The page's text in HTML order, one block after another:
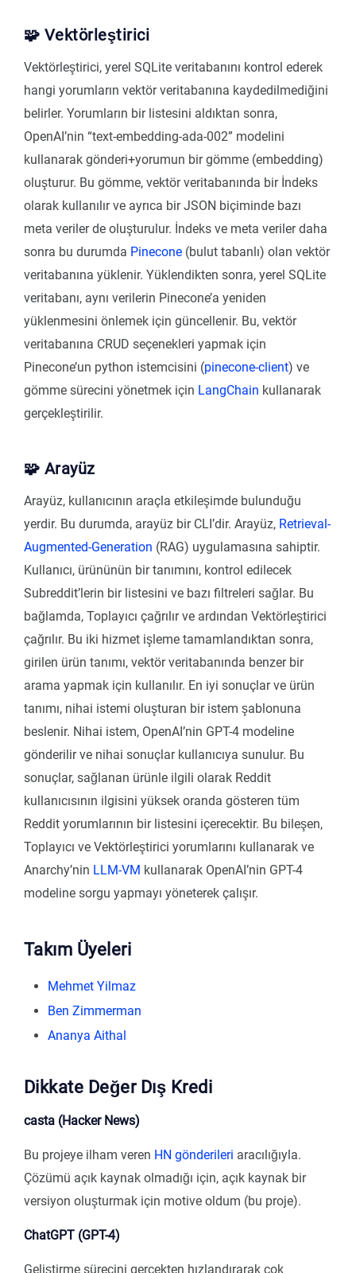
🧩 Vektörleştirici
Vektörleştirici, yerel SQLite veritabanını kontrol ederek
hangi yorumların vektör veritabanına kaydedilmediğini
belirler. Yorumların bir listesini aldıktan sonra,
OpenAI’nin “text-embedding-ada-002” modelini
kullanarak gönderi+yorumun bir gömme (embedding)
oluşturur. Bu gömme, vektör veritabanında bir İndeks
olarak kullanılır ve ayrıca bir JSON biçiminde bazı
meta veriler de oluşturulur. İndeks ve meta veriler daha
sonra bu durumda Pinecone (bulut tabanlı) olan vektör
veritabanına yüklenir. Yüklendikten sonra, yerel SQLite
veritabanı, aynı verilerin Pinecone’a yeniden
yüklenmesini önlemek için güncellenir. Bu, vektör
veritabanına CRUD seçenekleri yapmak için
Pinecone’un python istemcisini (pinecone-client) ve
gömme sürecini yönetmek için LangChain kullanarak
gerçekleştirilir.
🧩 Arayüz
Arayüz, kullanıcının araçla etkileşimde bulunduğu
yerdir. Bu durumda, arayüz bir CLI’dir. Arayüz, Retrieval-
Augmented-Generation (RAG) uygulamasına sahiptir.
Kullanıcı, ürününün bir tanımını, kontrol edilecek
Subreddit’lerin bir listesini ve bazı filtreleri sağlar. Bu
bağlamda, Toplayıcı çağrılır ve ardından Vektörleştirici
çağrılır. Bu iki hizmet işleme tamamlandıktan sonra,
girilen ürün tanımı, vektör veritabanında benzer bir
arama yapmak için kullanılır. En iyi sonuçlar ve ürün
tanımı, nihai istemi oluşturan bir istem şablonuna
beslenir. Nihai istem, OpenAI’nin GPT-4 modeline
gönderilir ve nihai sonuçlar kullanıcıya sunulur. Bu
sonuçlar, sağlanan ürünle ilgili olarak Reddit
kullanıcısının ilgisini yüksek oranda gösteren tüm
Reddit yorumlarının bir listesini içerecektir. Bu bileşen,
Toplayıcı ve Vektörleştirici yorumlarını kullanarak ve
Anarchy’nin LLM-VM kullanarak OpenAI’nin GPT-4
modeline sorgu yapmayı yöneterek çalışır.
Takım Üyeleri
Mehmet Yilmaz
Ben Zimmerman
Ananya Aithal
Dikkate Değer Dış Kredi
casta (Hacker News)
Bu projeye ilham veren HN gönderileri aracılığıyla.
Çözümü açık kaynak olmadığı için, açık kaynak bir
versiyon oluşturmak için motive oldum (bu proje).
ChatGPT (GPT-4)
Geliştirme sürecini gerçekten hızlandırarak çok